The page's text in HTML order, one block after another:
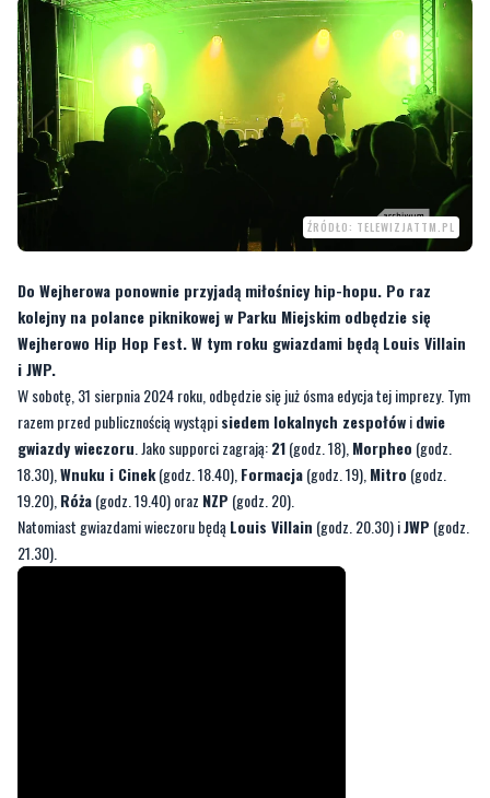
ŹRÓDŁO: TELEWIZJATTM.PL
Do Wejherowa ponownie przyjadą miłośnicy hip-hopu. Po raz
kolejny na polance piknikowej w Parku Miejskim odbędzie się
i JWP.
W sobotę, 31 sierpnia 2024 roku, odbędzie się już ósma edycja tej imprezy. Tym
razem przed publicznością wystąpisiedem lokalnych zespołówidwie
gwiazdy wieczoru
18.30),Wnuku i Cinek(godz. 18.40),Formacja(godz. 19),Mitro(godz.
19.20),Róża (godz. 19.40) orazNZP(godz. 20).
Natomiast gwiazdami wieczoru będąLouis Villain(godz. 20.30) iJWP(godz.
21.30).